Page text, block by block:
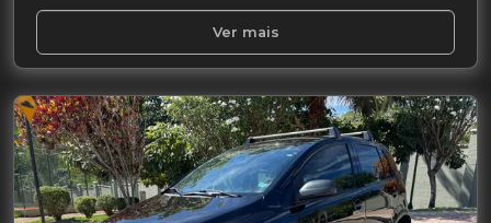
Ver mais